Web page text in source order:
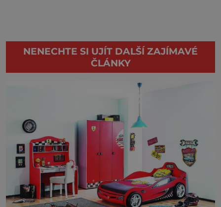
NENECHTE SI UJÍT DALŠÍ ZAJÍMAVÉ
ČLÁNKY